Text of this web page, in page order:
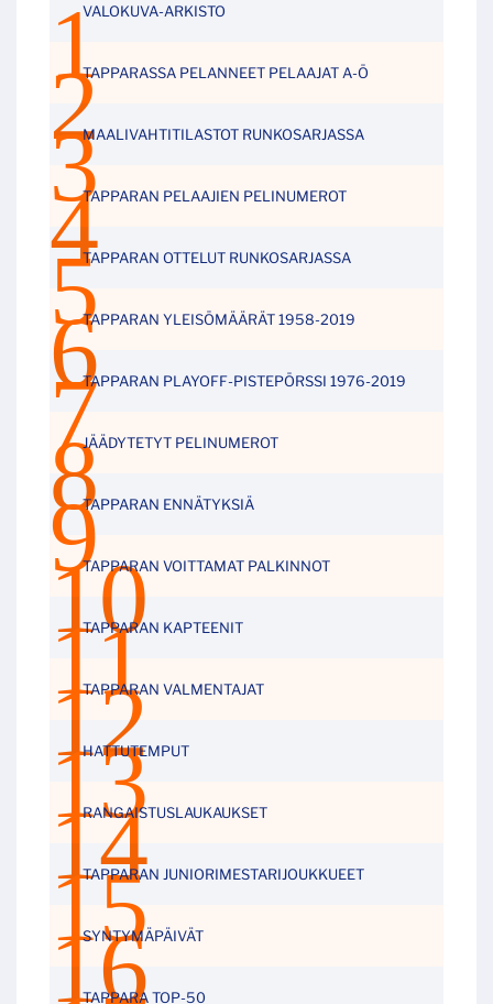
VALOKUVA-ARKISTO
TAPPARASSA PELANNEET PELAAJAT A-Ö
MAALIVAHTITILASTOT RUNKOSARJASSA
TAPPARAN PELAAJIEN PELINUMEROT
TAPPARAN OTTELUT RUNKOSARJASSA
TAPPARAN YLEISÖMÄÄRÄT 1958-2019
TAPPARAN PLAYOFF-PISTEPÖRSSI 1976-2019
JÄÄDYTETYT PELINUMEROT
TAPPARAN ENNÄTYKSIÄ
TAPPARAN VOITTAMAT PALKINNOT
TAPPARAN KAPTEENIT
TAPPARAN VALMENTAJAT
HATTUTEMPUT
RANGAISTUSLAUKAUKSET
TAPPARAN JUNIORIMESTARIJOUKKUEET
SYNTYMÄPÄIVÄT
TAPPARA TOP-50